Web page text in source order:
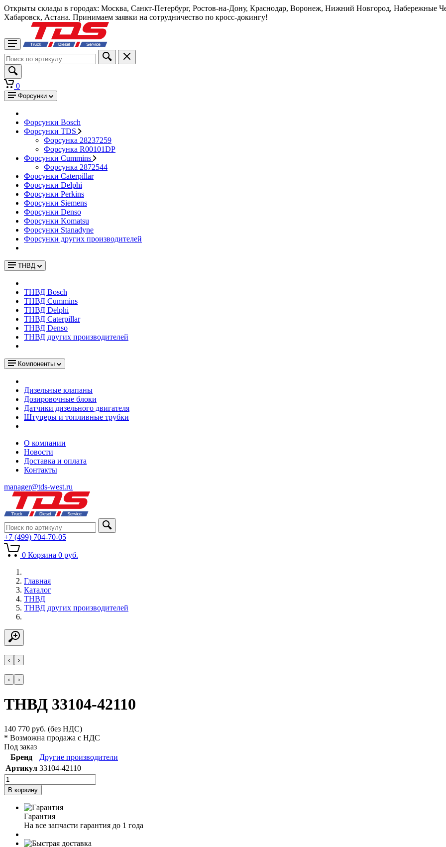
Открыты склады в городах: Москва, Санкт-Петербург, Ростов-на-Дону, Краснодар, Воронеж, Нижний Новгород, Набережные
Хабаровск, Астана. Принимаем заявки на сотрудничество по кросс-докингу!
0
Форсунки
Форсунки Bosch
Форсунки TDS
Форсунка 28237259
Форсунка R00101DP
Форсунки Cummins
Форсунка 2872544
Форсунки Caterpillar
Форсунки Delphi
Форсунки Perkins
Форсунки Siemens
Форсунки Denso
Форсунки Komatsu
Форсунки Stanadyne
Форсунки других производителей
ТНВД
ТНВД Bosch
ТНВД Cummins
ТНВД Delphi
ТНВД Caterpillar
ТНВД Denso
ТНВД других производителей
Компоненты
Дизельные клапаны
Дозировочные блоки
Датчики дизельного двигателя
Штуцеры и топливные трубки
О компании
Новости
Доставка и оплата
Контакты
manager@tds-west.ru
+7 (499) 704-70-05
0 Корзина 0 руб.
Главная
Каталог
ТНВД
ТНВД других производителей
‹ ›
‹ ›
ТНВД 33104-42110
140 770 руб. (без НДС)
* Возможна продажа с НДС
Под заказ
Бренд
Другие производители
Артикул 33104-42110
В корзину
Гарантия
На все запчасти гарантия до 1 года